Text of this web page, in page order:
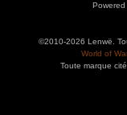
©2010-2026 Lenwë.
World of
Toute marque